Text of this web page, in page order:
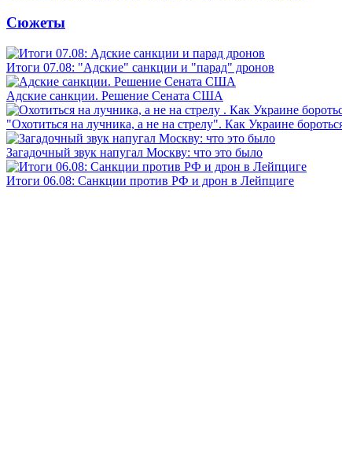
Сюжеты
Итоги 07.08: "Адские" санкции и "парад" дронов
Адские санкции. Решение Сената США
"Охотиться на лучника, а не на стрелу". Как Украине
Загадочный звук напугал Москву: что это было
Итоги 06.08: Санкции против РФ и дрон в Лейпциге